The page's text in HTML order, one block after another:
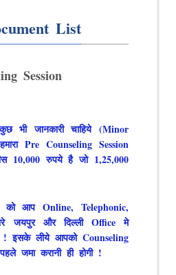
List
Session
भी जानकारी चाहिये (Minor
Pre Counseling Session
10,000 रुपये है जो 1,25,000
को आप Online, Telephonic,
जयपुर और दिल्ली Office मे
इसके लीये आपको Counseling
जमा करानी ही होगी !